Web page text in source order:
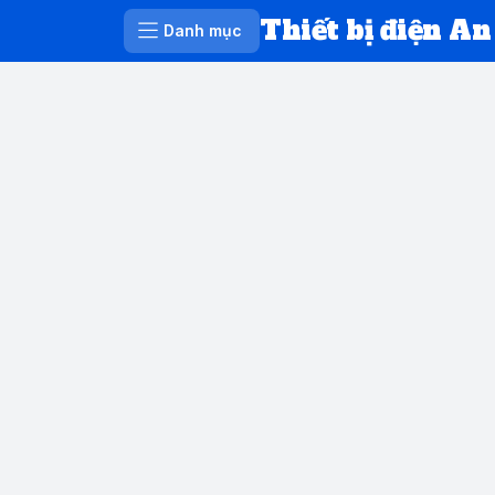
Danh mục Thiết bị điện An